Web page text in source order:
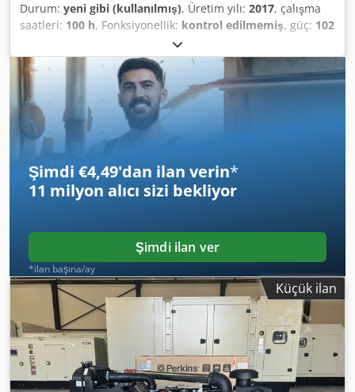
Durum: yeni gibi (kullanılmış), Üretim yılı: 2017, çalışma
saatleri: 100 h, Fonksiyonellik: kontrol edilmemiş, güç: 102
dizel
ağırlık:555 kg, soğutma tipi:su, Marka: John Deere Model:
JD4045PWL Yıl: 2017 Seri No: CD4045U040324 Güç (Kw): 102
Motor Modeli: Turbo Stage III Dcsdpeytf Rmsfx Ag Sek
Yakıt: Dizel Boyutlar LxGxY (mm): 880 x 750 x 1070 Ağırlık
(Kg) yaklaşık: 555 Stok adedi: 1 Üretim yeri: Fransa
Açıklamalar: İş makineleri için motor, Manitou
MLT840/1040 teleskopik forklift ile uyumlu.
Şimdi €4,49'dan ilan verin*
11 milyon alıcı sizi bekliyor
Şimdi ilan ver
*ilan başına/ay
Küçük ilan